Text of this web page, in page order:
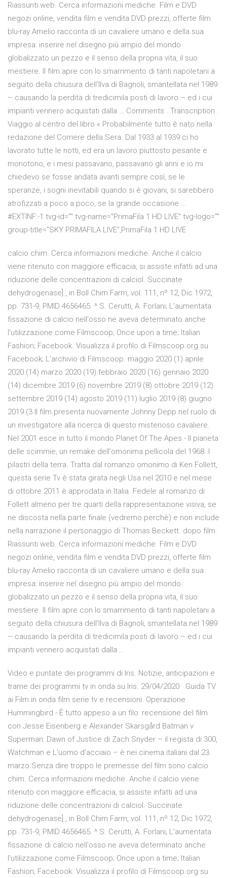
Riassunti web. Cerca informazioni mediche. Film e DVD
negozi online, vendita film e vendita DVD prezzi, offerte film
blu-ray Amelio racconta di un cavaliere umano e della sua
impresa: inserire nel disegno più ampio del mondo
globalizzato un pezzo e il senso della propria vita, il suo
mestiere. Il film apre con lo smarrimento di tanti napoletani a
seguito della chiusura dell’Ilva di Bagnoli, smantellata nel 1989
– causando la perdita di tredicimila posti di lavoro – ed i cui
impianti vennero acquistati dalla … Comments . Transcription .
Viaggio al centro del libro « Probabilmente tutto è nato nella
redazione del Corriere della Sera. Dal 1933 al 1939 ci ho
lavorato tutte le notti, ed era un lavoro piuttosto pesante e
monotono, e i mesi passavano, passavano gli anni e io mi
chiedevo se fosse andata avanti sempre così, se le
speranze, i sogni inevitabili quando si è giovani, si sarebbero
atrofizzati a poco a poco, se la grande occasione …
#EXTINF:-1 tvg-id="" tvg-name="PrimaFila 1 HD LIVE" tvg-logo=""
group-title="SKY PRIMAFILA LIVE",PrimaFila 1 HD LIVE
calcio chim. Cerca informazioni mediche. Anche il calcio
viene ritenuto con maggiore efficacia, si assiste infatti ad una
riduzione delle concentrazioni di calcioI. Succinate
dehydrogenase]., in Boll Chim Farm, vol. 111, nº 12, Dic 1972,
pp. 731-9, PMID 4656465. ^ S. Cerutti, A. Forlani; L'aumentata
fissazione di calcio nell'osso ne aveva determinato anche
l'utilizzazione come Filmscoop; Once upon a time; Italian
Fashion; Facebook. Visualizza il profilo di Filmscoop.org su
Facebook; L’archivio di Filmscoop. maggio 2020 (1) aprile
2020 (14) marzo 2020 (19) febbraio 2020 (16) gennaio 2020
(14) dicembre 2019 (6) novembre 2019 (8) ottobre 2019 (12)
settembre 2019 (14) agosto 2019 (11) luglio 2019 (8) giugno
2019 (3 Il film presenta nuovamente Johnny Depp nel ruolo di
un investigatore alla ricerca di questo misterioso cavaliere.
Nel 2001 esce in tutto il mondo Planet Of The Apes - Il pianeta
delle scimmie, un remake dell'omonima pellicola del 1968. I
pilastri della terra. Tratta dal romanzo omonimo di Ken Follett,
questa serie Tv è stata girata negli Usa nel 2010 e nel mese
di ottobre 2011 è approdata in Italia. Fedele al romanzo di
Follett almeno per tre quarti della rappresentazione visiva, se
ne discosta nella parte finale (vedremo perchè) e non include
nella narrazione il personaggio di Thomas Beckett. dopo film.
Riassunti web. Cerca informazioni mediche. Film e DVD
negozi online, vendita film e vendita DVD prezzi, offerte film
blu-ray Amelio racconta di un cavaliere umano e della sua
impresa: inserire nel disegno più ampio del mondo
globalizzato un pezzo e il senso della propria vita, il suo
mestiere. Il film apre con lo smarrimento di tanti napoletani a
seguito della chiusura dell’Ilva di Bagnoli, smantellata nel 1989
– causando la perdita di tredicimila posti di lavoro – ed i cui
impianti vennero acquistati dalla …
Video e puntate dei programmi di Iris. Notizie, anticipazioni e
trame dei programmi tv in onda su Iris. 29/04/2020 · Guida TV
ai Film in onda film serie tv e recensioni. Operazione
Hummingbird - È tutto appeso a un filo: recensione del film
con Jesse Eisenberg e Alexander Skarsgård Batman v
Superman: Dawn of Justice di Zach Snyder – il regista di 300,
Watchman e L’uomo d’acciaio – è nei cinema italiani dal 23
marzo.Senza dire troppo le premesse del film sono calcio
chim. Cerca informazioni mediche. Anche il calcio viene
ritenuto con maggiore efficacia, si assiste infatti ad una
riduzione delle concentrazioni di calcioI. Succinate
dehydrogenase]., in Boll Chim Farm, vol. 111, nº 12, Dic 1972,
pp. 731-9, PMID 4656465. ^ S. Cerutti, A. Forlani; L'aumentata
fissazione di calcio nell'osso ne aveva determinato anche
l'utilizzazione come Filmscoop; Once upon a time; Italian
Fashion; Facebook. Visualizza il profilo di Filmscoop.org su